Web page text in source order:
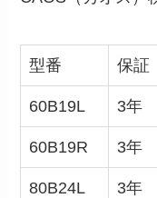
型番 保証
60B19L 3年
60B19R 3年
80B24L 3年